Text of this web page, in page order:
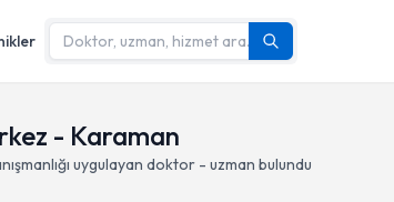
- Karaman
uygulayan doktor - uzman bulundu